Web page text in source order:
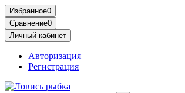
Избранное0
Сравнение0
Личный кабинет
Авторизация
Регистрация